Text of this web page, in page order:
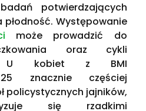
potwierdzających
płodność. Występowanie
może prowadzić do
oraz cykli
U kobiet z BMI
25 znacznie częściej
policystycznych jajników,
się rzadkimi